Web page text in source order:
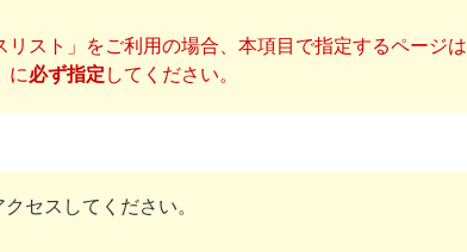
リスト」をご利用の場合、本項目で指定するページは
に必ず指定 してください。
セスしてください。